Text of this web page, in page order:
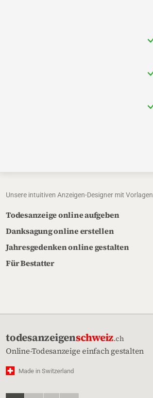
Unsere intuitiven Anzeigen-Designer mit Vorlagen
Todesanzeige online aufgeben
Danksagung online erstellen
Jahresgedenken online gestalten
Für Bestatter
todesanzeigenschweiz.ch
Online-Todesanzeige einfach gestalten
Made in Switzerland